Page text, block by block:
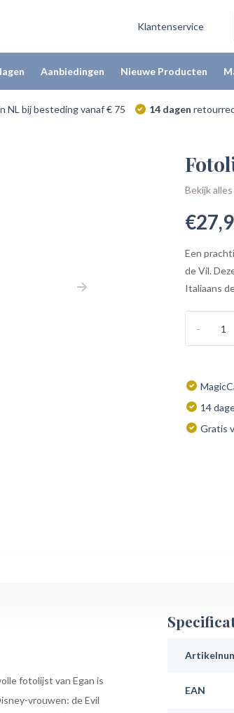
Klantenservice
Aanbiedingen Nieuwe Producten
NL bij besteding vanaf € 75 14 dagen
Bekijk
Een
de Vil.
Italiaans
-
14
Gratis
fotolijst van Egan is
vrouwen: de Evil
EAN